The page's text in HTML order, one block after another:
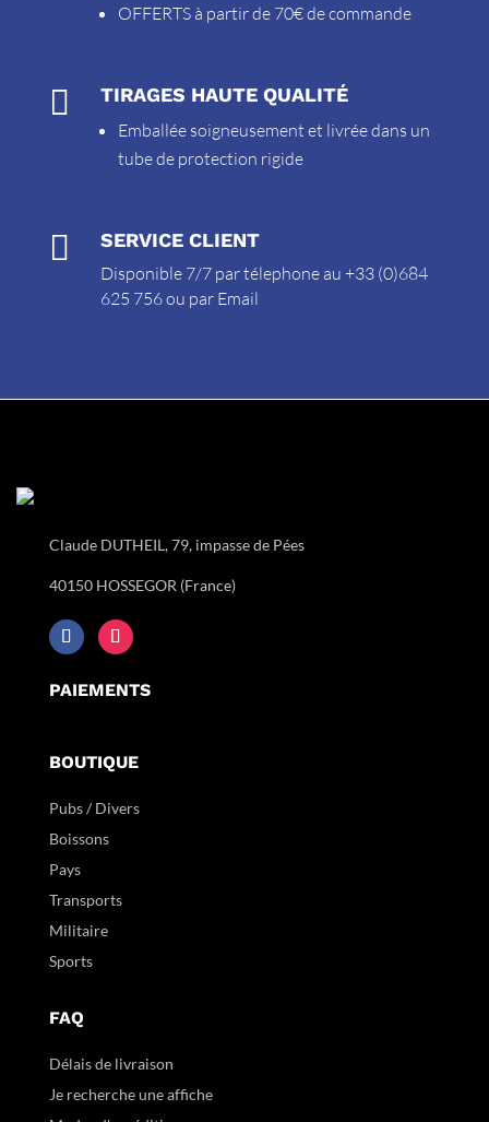
OFFERTS à partir de 70€ de commande
 TIRAGES HAUTE QUALITÉ
Emballée soigneusement et livrée dans un
tube de protection rigide
 SERVICE CLIENT
Disponible 7/7 par télephone au +33 (0)684
625 756 ou par Email
Claude DUTHEIL, 79, impasse de Pées
40150 HOSSEGOR (France)
PAIEMENTS
BOUTIQUE
Pubs / Divers
Boissons
Pays
Transports
Militaire
Sports
FAQ
Délais de livraison
Je recherche une affiche